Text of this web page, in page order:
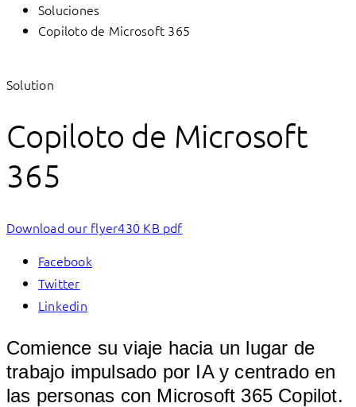
Soluciones
Copiloto de Microsoft 365
Solution
Copiloto de Microsoft
365
Download our flyer430 KB pdf
Facebook
Twitter
Linkedin
Comience su viaje hacia un lugar de
trabajo impulsado por IA y centrado en
las personas con Microsoft 365 Copilot.